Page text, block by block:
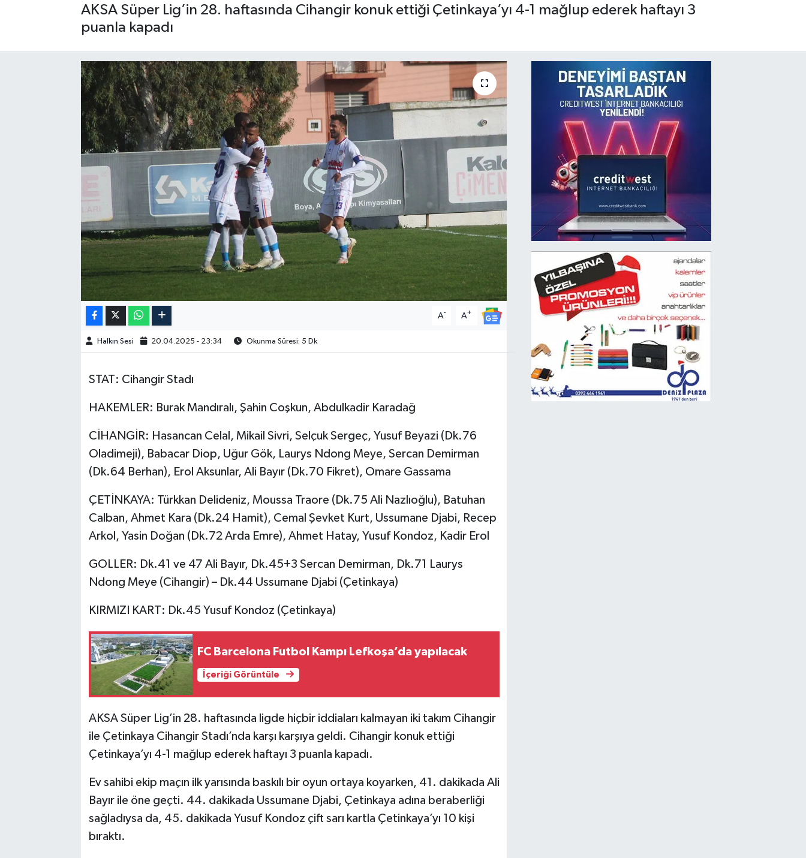
AKSA Süper Lig’in 28. haftasında Cihangir konuk ettiği Çetinkaya’yı 4-1 mağlup ederek haftayı 3
puanla kapadı
A- A+
Halkın Sesi 20.04.2025 - 23:34 Okunma Süresi: 5 Dk
STAT: Cihangir Stadı
HAKEMLER: Burak Mandıralı, Şahin Coşkun, Abdulkadir Karadağ
CİHANGİR: Hasancan Celal, Mikail Sivri, Selçuk Sergeç, Yusuf Beyazi (Dk.76
Oladimeji), Babacar Diop, Uğur Gök, Laurys Ndong Meye, Sercan Demirman
(Dk.64 Berhan), Erol Aksunlar, Ali Bayır (Dk.70 Fikret), Omare Gassama
ÇETİNKAYA: Türkkan Delideniz, Moussa Traore (Dk.75 Ali Nazlıoğlu), Batuhan
Calban, Ahmet Kara (Dk.24 Hamit), Cemal Şevket Kurt, Ussumane Djabi, Recep
Arkol, Yasin Doğan (Dk.72 Arda Emre), Ahmet Hatay, Yusuf Kondoz, Kadir Erol
GOLLER: Dk.41 ve 47 Ali Bayır, Dk.45+3 Sercan Demirman, Dk.71 Laurys
Ndong Meye (Cihangir) – Dk.44 Ussumane Djabi (Çetinkaya)
KIRMIZI KART: Dk.45 Yusuf Kondoz (Çetinkaya)
FC Barcelona Futbol Kampı Lefkoşa’da yapılacak
İçeriği Görüntüle
AKSA Süper Lig’in 28. haftasında ligde hiçbir iddiaları kalmayan iki takım Cihangir
ile Çetinkaya Cihangir Stadı’nda karşı karşıya geldi. Cihangir konuk ettiği
Çetinkaya’yı 4-1 mağlup ederek haftayı 3 puanla kapadı.
Ev sahibi ekip maçın ilk yarısında baskılı bir oyun ortaya koyarken, 41. dakikada Ali
Bayır ile öne geçti. 44. dakikada Ussumane Djabi, Çetinkaya adına beraberliği
sağladıysa da, 45. dakikada Yusuf Kondoz çift sarı kartla Çetinkaya’yı 10 kişi
bıraktı.